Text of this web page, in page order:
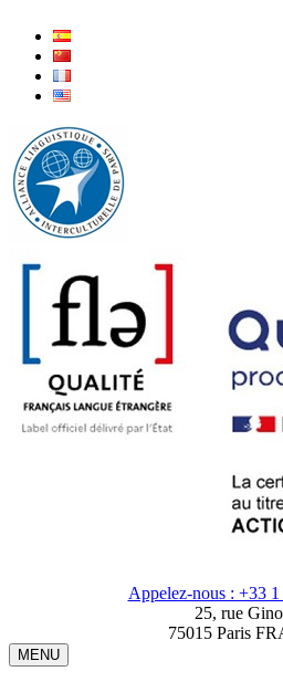
Appelez-nous : +33 1
25, rue
75015 Paris
MENU